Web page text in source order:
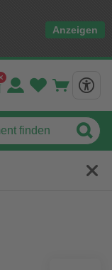
Anzeigen